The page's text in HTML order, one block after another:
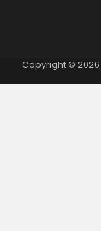
Copyright © 2026